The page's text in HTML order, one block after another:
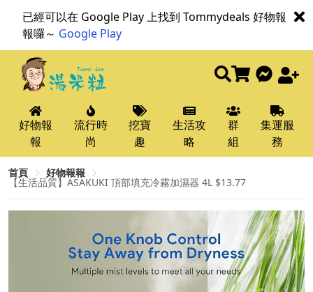
已經可以在 Google Play 上找到 Tommydeals 好物報
報囉～ Google Play
好物報
報
流行時
尚
挖寶
趣
生活攻
略
群
組
集運服
務
首頁 好物報報
【生活品質】ASAKUKI 頂部填充冷霧加濕器 4L $13.77